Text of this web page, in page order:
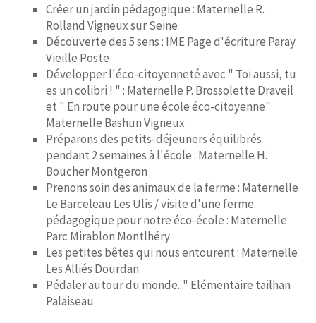
Créer un jardin pédagogique : Maternelle R.
Rolland Vigneux sur Seine
Découverte des 5 sens : IME Page d'écriture Paray
Vieille Poste
Développer l'éco-citoyenneté avec " Toi aussi, tu
es un colibri ! " : Maternelle P. Brossolette Draveil
et " En route pour une école éco-citoyenne"
Maternelle Bashun Vigneux
Préparons des petits-déjeuners équilibrés
pendant 2 semaines à l'école : Maternelle H.
Boucher Montgeron
Prenons soin des animaux de la ferme : Maternelle
Le Barceleau Les Ulis / visite d'une ferme
pédagogique pour notre éco-école : Maternelle
Parc Mirablon Montlhéry
Les petites bêtes qui nous entourent : Maternelle
Les Alliés Dourdan
Pédaler autour du monde..." Elémentaire tailhan
Palaiseau